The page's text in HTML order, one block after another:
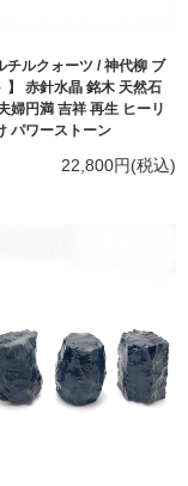
チルクォーツ / 神代柳 ブ
】 赤針水晶 銘木 天然石
婦円満 吉祥 再生 ヒーリ
パワーストーン
22,800円(税込)